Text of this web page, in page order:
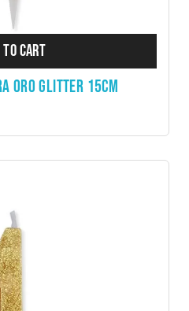
CART
ORO GLITTER 15CM